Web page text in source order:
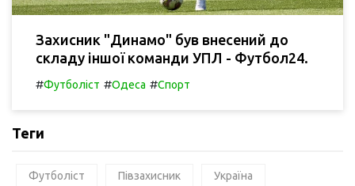
Захисник "Динамо" був внесений до
складу іншої команди УПЛ - Футбол24.
#Футболіст #Одеса #Спорт
Теги
Футболіст Півзахисник Україна